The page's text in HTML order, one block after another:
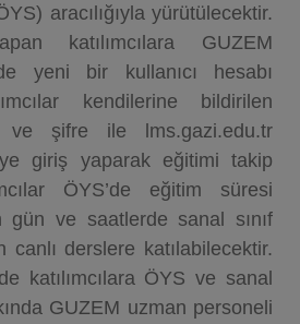
aracılığıyla yürütülecektir.
katılımcılara GUZEM
yeni bir kullanıcı hesabı
kendilerine bildirilen
ve şifre ile lms.gazi.edu.tr
giriş yaparak eğitimi takip
ÖYS’de eğitim süresi
gün ve saatlerde sanal sınıf
canlı derslere katılabilecektir.
katılımcılara ÖYS ve sanal
GUZEM uzman personeli